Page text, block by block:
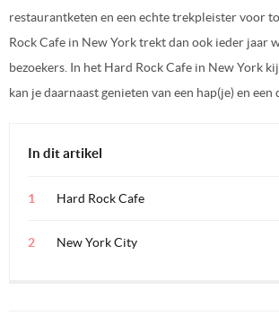
restaurantketen en een echte trekpleister voor
Rock Cafe in New York trekt dan ook ieder jaar
bezoekers. In het Hard Rock Cafe in New York
kan je daarnaast genieten van een hap(je) en een
In dit artikel
Hard Rock Cafe
New York City